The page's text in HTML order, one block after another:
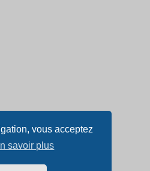
vous acceptez
savoir plus